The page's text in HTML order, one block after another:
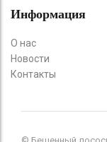
Информация
О нас
Новости
Контакты